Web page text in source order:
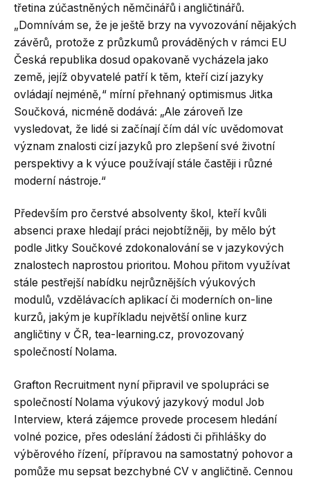
třetina zúčastněných němčinářů i angličtinářů.
„Domnívám se, že je ještě brzy na vyvozování nějakých
závěrů, protože z průzkumů prováděných v rámci EU
Česká republika dosud opakovaně vycházela jako
země, jejíž obyvatelé patří k těm, kteří cizí jazyky
ovládají nejméně,“ mírní přehnaný optimismus Jitka
Součková, nicméně dodává: „Ale zároveň lze
vysledovat, že lidé si začínají čím dál víc uvědomovat
význam znalosti cizí jazyků pro zlepšení své životní
perspektivy a k výuce používají stále častěji i různé
moderní nástroje.“
Především pro čerstvé absolventy škol, kteří kvůli
absenci praxe hledají práci nejobtížněji, by mělo být
podle Jitky Součkové zdokonalování se v jazykových
znalostech naprostou prioritou. Mohou přitom využívat
stále pestřejší nabídku nejrůznějších výukových
modulů, vzdělávacích aplikací či moderních on-line
kurzů, jakým je kupříkladu největší online kurz
angličtiny v ČR, tea-learning.cz, provozovaný
společností Nolama.
Grafton Recruitment nyní připravil ve spolupráci se
společností Nolama výukový jazykový modul Job
Interview, která zájemce provede procesem hledání
volné pozice, přes odeslání žádosti či přihlášky do
výběrového řízení, přípravou na samostatný pohovor a
pomůže mu sepsat bezchybné CV v angličtině. Cennou